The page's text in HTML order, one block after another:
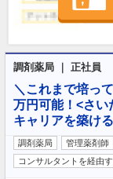
調剤薬局 ｜ 正社員
＼これまで培っ
万円可能！<さ
キャリアを築け
調剤薬局 管理薬剤師
コンサルタントを経由